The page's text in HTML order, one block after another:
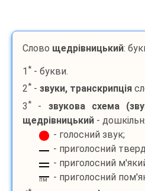
Слово щедрівницький:
1 * - букви.
2* - звуки, транскрипція
3* - звукова схема
щедрівницький -
- голосний звук;
- приголосний
- приголосний
пм
- приголосний